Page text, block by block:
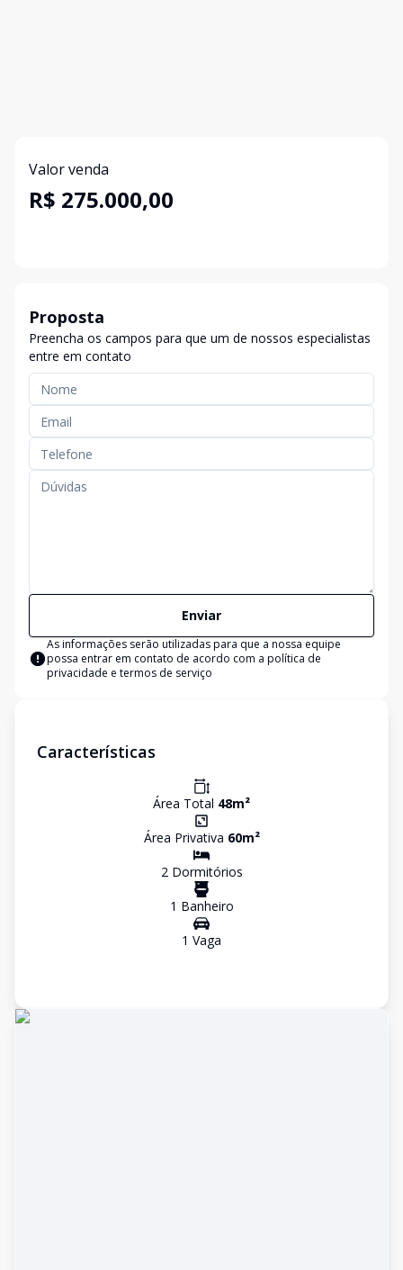
Valor venda
R$ 275.000,00
Proposta
Preencha os campos para que um de nossos especialistas
entre em contato
Enviar
As informações serão utilizadas para que a nossa equipe
possa entrar em contato de acordo com a política de
privacidade e termos de serviço
Características
Área Total 48m²
Área Privativa 60m²
2Dormitórios
1 Banheiro
1 Vaga